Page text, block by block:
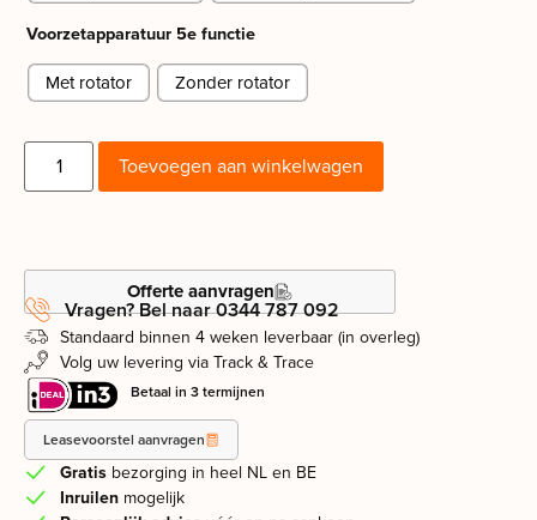
Voorzetapparatuur 5e functie
Met rotator
Zonder rotator
Toevoegen aan winkelwagen
Offerte aanvragen
Vragen? Bel naar 0344 787 092
Standaard binnen 4 weken leverbaar (in overleg)
Volg uw levering via Track & Trace
Betaal in 3 termijnen
Leasevoorstel aanvragen
Gratis bezorging in heel NL en BE
Inruilen mogelijk